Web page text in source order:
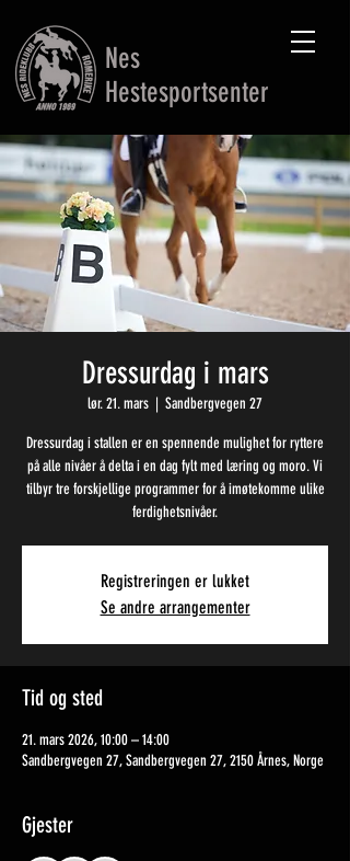
Nes
Hestesportsenter
Dressurdag i mars
lør. 21. mars
  |
Sandbergvegen 27
Dressurdag i stallen er en spennende mulighet for ryttere
på alle nivåer å delta i en dag fylt med læring og moro. Vi
tilbyr tre forskjellige programmer for å imøtekomme ulike
ferdighetsnivåer.
Registreringen er lukket
Se andre arrangementer
Tid og sted
21. mars 2026, 10:00 – 14:00
Sandbergvegen 27, Sandbergvegen 27, 2150 Årnes, Norge
Gjester